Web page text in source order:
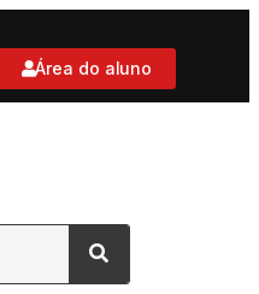
Área do aluno